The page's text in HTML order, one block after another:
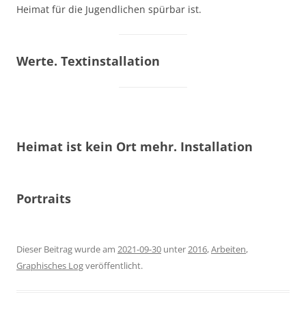
Heimat für die Jugendlichen spürbar ist.
Werte. Textinstallation
Heimat ist kein Ort mehr. Installation
Portraits
Dieser Beitrag wurde am 2021-09-30 unter2016,Arbeiten,
Graphisches Logveröffentlicht.